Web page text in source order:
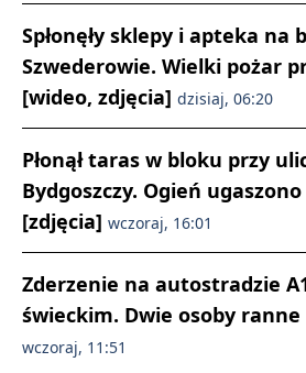
Spłonęły sklepy i apteka na
Szwederowie. Wielki pożar
[wideo, zdjęcia] dzisiaj, 06:20
Płonął taras w bloku przy
Bydgoszczy. Ogień
[zdjęcia] wczoraj, 16:01
Zderzenie na autostradzie
świeckim. Dwie osoby
wczoraj, 11:51